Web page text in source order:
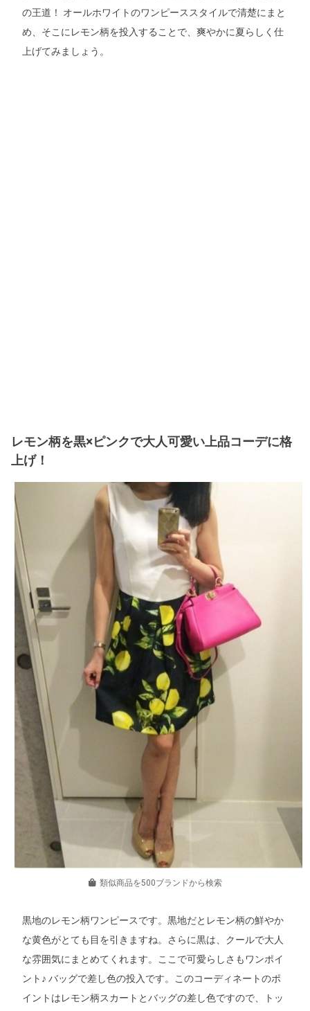
の王道！ オールホワイトのワンピーススタイルで清楚にまと
め、そこにレモン柄を投入することで、爽やかに夏らしく仕
上げてみましょう。
レモン柄を黒×ピンクで大人可愛い上品コーデに格
上げ！
類似商品を500ブランドから検索
黒地のレモン柄ワンピースです。黒地だとレモン柄の鮮やか
な黄色がとても目を引きますね。さらに黒は、クールで大人
な雰囲気にまとめてくれます。ここで可愛らしさもワンポイ
ント♪ バッグで差し色の投入です。このコーディネートのポ
イントはレモン柄スカートとバッグの差し色ですので、トッ